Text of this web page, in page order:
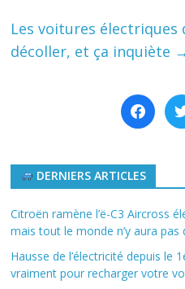
Les voitures électriques
décoller, et ça inquiète
facebook
DERNIERS ARTICLES
Citroën ramène l’ë-C3 Aircross
mais tout le monde n’y aura pas
Hausse de l’électricité depuis le
vraiment pour recharger votre